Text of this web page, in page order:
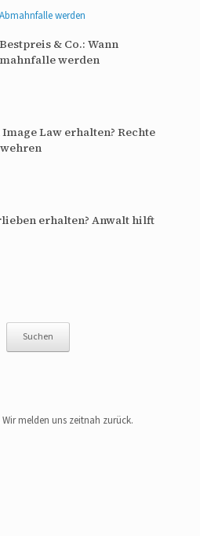
& Co.: Wann
werden
Law erhalten? Rechte
erhalten? Anwalt hilft
Suchen
melden uns zeitnah zurück.